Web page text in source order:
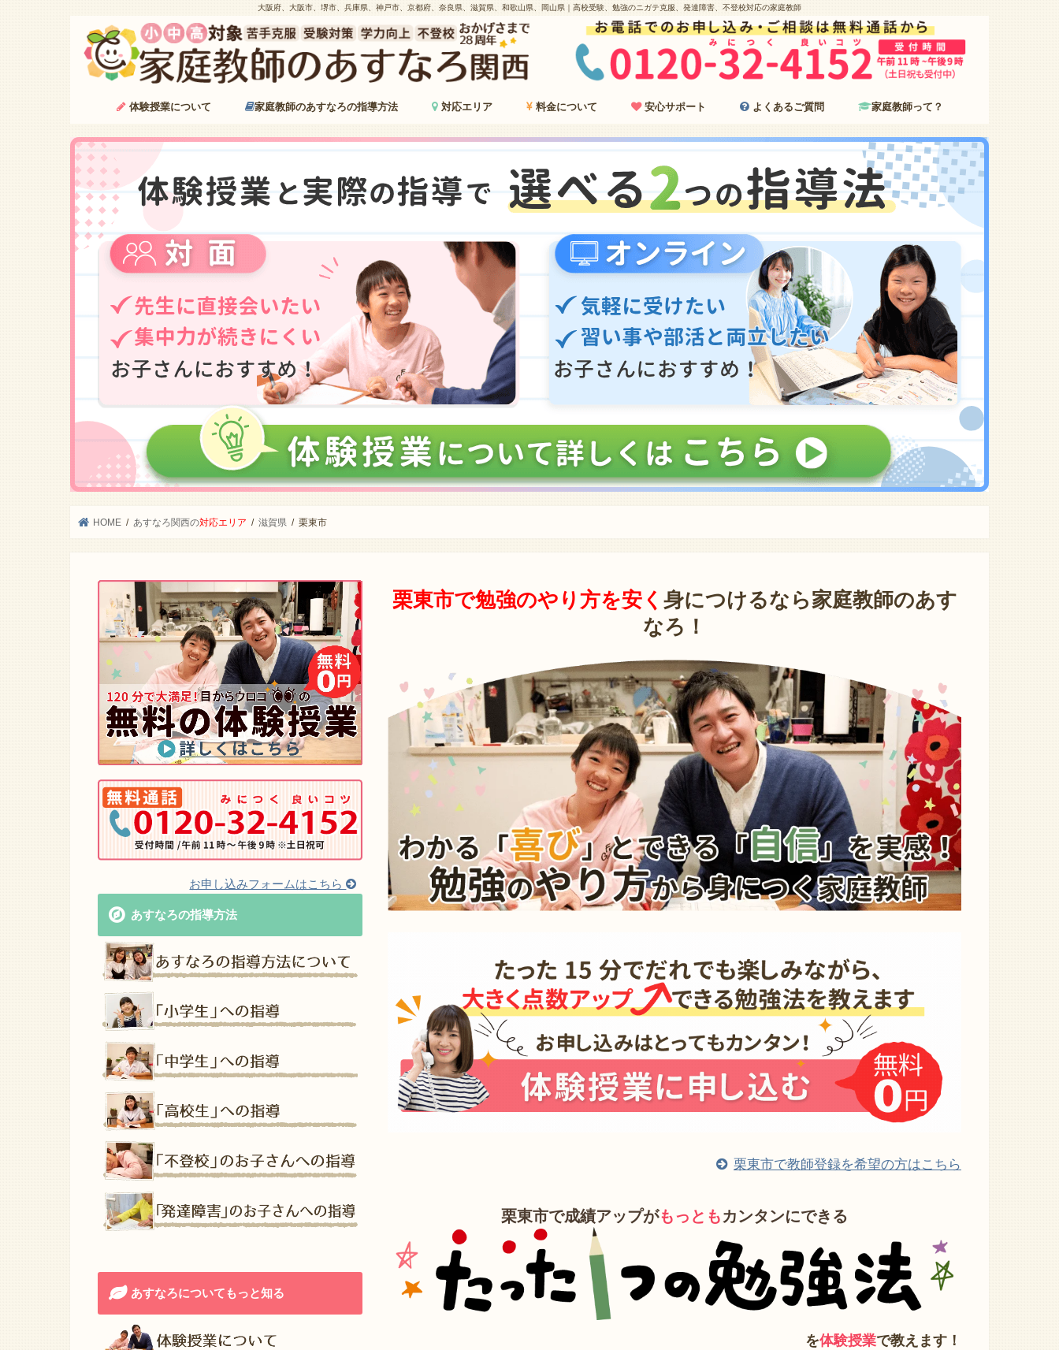
大阪府、大阪市、堺市、兵庫県、神戸市、京都府、奈良県、滋賀県、和歌山県、岡山県｜高校受験、勉強のニガテ克服、発達障害、不登校対応の家庭教師
体験授業について 家庭教師のあすなろの指導方法 対応エリア 料金について 安心サポート よくあるご質問 家庭教師って？
HOME あすなろ関西の対応エリア 滋賀県 栗東市
栗東市で勉強のやり方を安く 身につけるなら家庭教師のあす
なろ！
栗東市で教師登録を希望の方はこちら
栗東市で成績アップがもっともカンタンにできる
を体験授業で教えます！
お申し込みフォームはこちら
あすなろの指導方法
あすなろについてもっと知る